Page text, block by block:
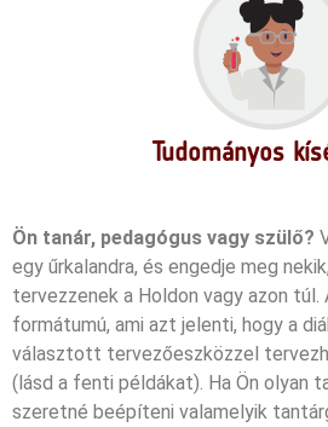
Tudományos
Ön tanár, pedagógus vagy szülő?
egy űrkalandra, és engedje meg
tervezzenek a Holdon vagy azon
formátumú, ami azt jelenti, hogy a
választott tervezőeszközzel
(lásd a fenti példákat). Ha Ön olyan
szeretné beépíteni valamelyik